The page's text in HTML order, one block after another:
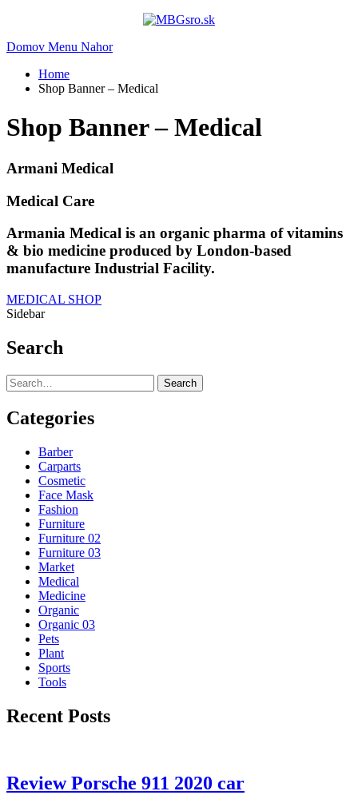
Domov Menu Nahor
Home
Shop Banner – Medical
Shop Banner – Medical
Armani Medical
Medical Care
Armania Medical is an organic pharma of vitamins
& bio medicine produced by London-based
manufacture Industrial Facility.
MEDICAL SHOP
Sidebar
Search
Search
Categories
Barber
Carparts
Cosmetic
Face Mask
Fashion
Furniture
Furniture 02
Furniture 03
Market
Medical
Medicine
Organic
Organic 03
Pets
Plant
Sports
Tools
Recent Posts
Review Porsche 911 2020 car